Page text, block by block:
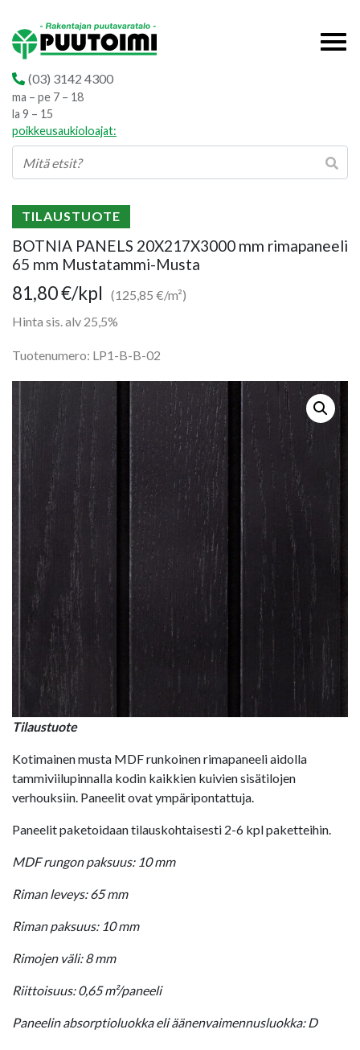
(03) 3142 4300
ma – pe 7 – 18
la 9 – 15
poikkeusaukioloajat:
TILAUSTUOTE
BOTNIA PANELS 20X217X3000 mm rimapaneeli
65 mm Mustatammi-Musta
81,80€/kpl
(125,85 €/m²)
Hinta sis. alv 25,5%
Tuotenumero: LP1-B-B-02
Tilaustuote
Kotimainen musta MDF runkoinen rimapaneeli aidolla
tammiviilupinnalla kodin kaikkien kuivien sisätilojen
verhouksiin. Paneelit ovat ympäripontattuja.
Paneelit paketoidaan tilauskohtaisesti 2-6 kpl paketteihin.
MDF rungon paksuus: 10 mm
Riman leveys: 65 mm
Riman paksuus: 10 mm
Rimojen väli: 8 mm
Riittoisuus: 0,65 m²/paneeli
Paneelin absorptioluokka eli äänenvaimennusluokka: D